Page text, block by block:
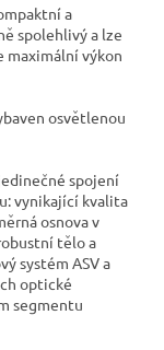
a
spolehlivý a lze
maximální výkon
osvětlenou
spojení
vynikající kvalita
osnova v
tělo a
systém ASV a
optické
segmentu